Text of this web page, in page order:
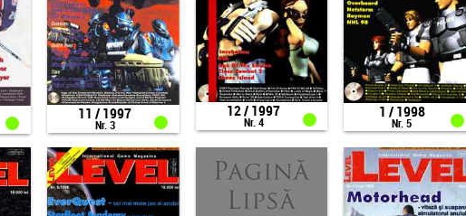
11 / 1997
Nr. 3
12 / 1997
Nr. 4
1 / 1998
Nr. 5